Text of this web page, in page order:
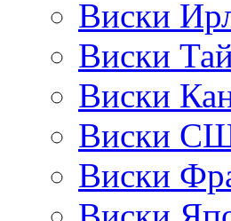
Виски
Виски
Виски
Виски
Виски